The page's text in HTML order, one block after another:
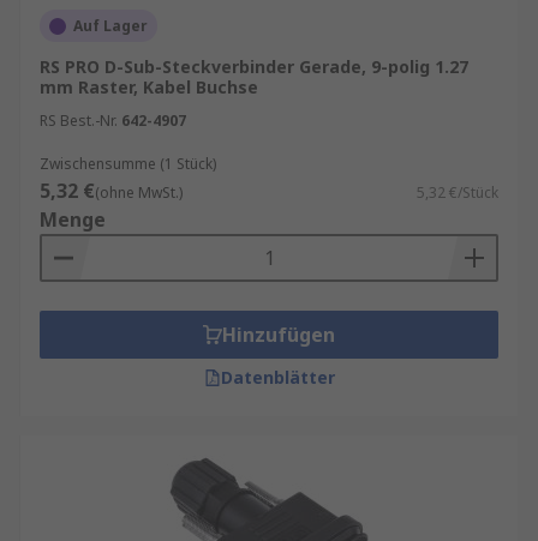
Auf Lager
RS PRO D-Sub-Steckverbinder Gerade, 9-polig 1.27
mm Raster, Kabel Buchse
RS Best.-Nr. 642-4907
Zwischensumme (1 Stück)
5,32 €(ohne MwSt.) 5,32 €/Stück
Menge
Hinzufügen
Datenblätter